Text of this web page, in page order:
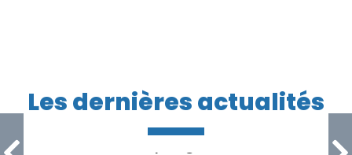
Les dernières actualités
Le FIG 2026 dévoile son
avant-programme